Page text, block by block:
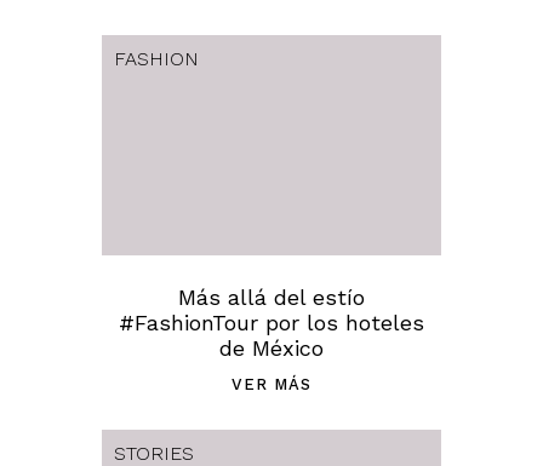
FASHION
Más allá del estío
#FashionTour por los hoteles
de México
VER MÁS
STORIES